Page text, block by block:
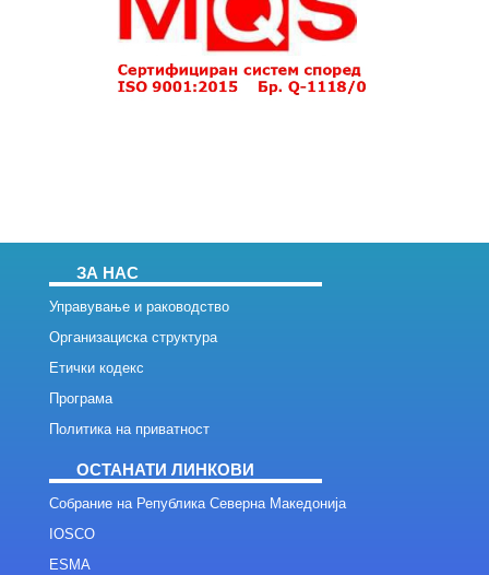
ЗА НАС
Управување и раководство
Организациска структура
Етички кодекс
Програма
Политика на приватност
ОСТАНАТИ ЛИНКОВИ
Собрание на Република Северна Македонија
IOSCO
ESMA